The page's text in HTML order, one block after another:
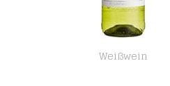
Weißwein